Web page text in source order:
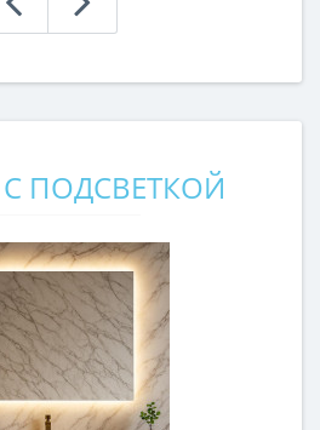
С ПОДСВЕТКОЙ